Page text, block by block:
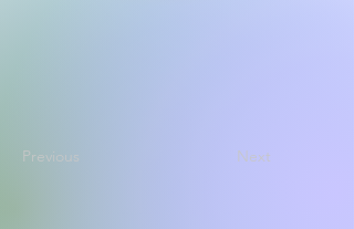
Previous Next